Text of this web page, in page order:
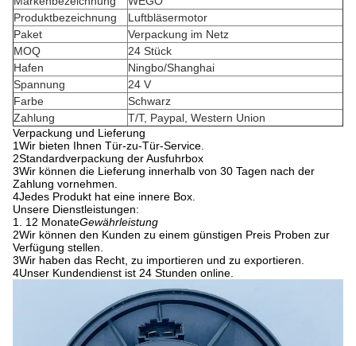
Produktbezeichnung
Luftbläsermotor
Paket
Verpackung im Netz
MOQ
24 Stück
Hafen
Ningbo/Shanghai
Spannung
24 V
Farbe
Schwarz
Zahlung
T/T, Paypal, Western Union
Verpackung und Lieferung
1Wir bieten Ihnen Tür-zu-Tür-Service.
2Standardverpackung der Ausfuhrbox
3Wir können die Lieferung innerhalb von 30 Tagen nach der
Zahlung vornehmen.
4Jedes Produkt hat eine innere Box.
Unsere Dienstleistungen:
1. 12 MonateGewährleistung
2Wir können den Kunden zu einem günstigen Preis Proben zur
Verfügung stellen.
3Wir haben das Recht, zu importieren und zu exportieren.
4Unser Kundendienst ist 24 Stunden online.